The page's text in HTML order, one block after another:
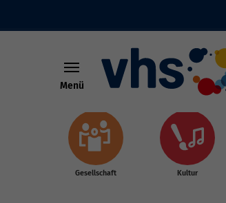
Skip to main content
Menü
Gesellschaft Kultur